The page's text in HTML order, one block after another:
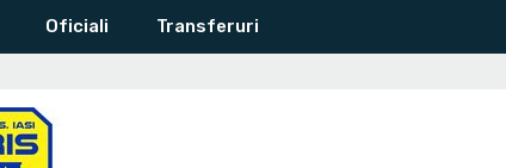
Oficiali Transferuri